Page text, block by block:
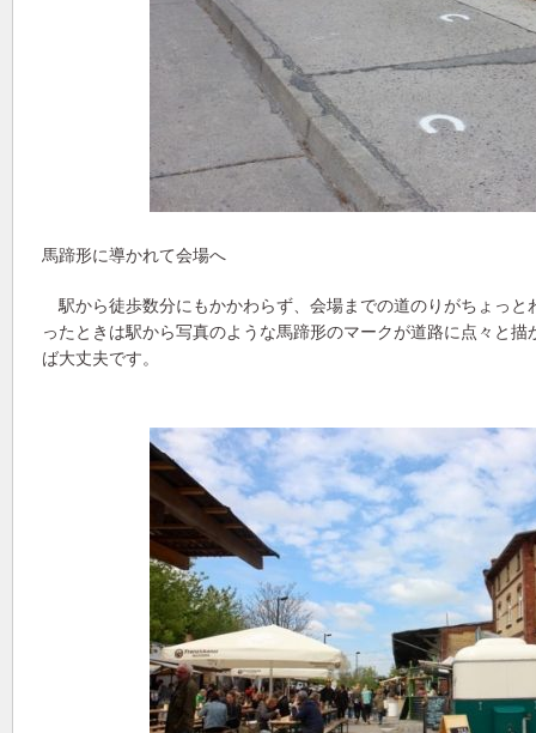
馬蹄形に導かれて会場へ
駅から徒歩数分にもかかわらず、会場までの道のりがちょっと
ったときは駅から写真のような馬蹄形のマークが道路に点々と
ば大丈夫です。